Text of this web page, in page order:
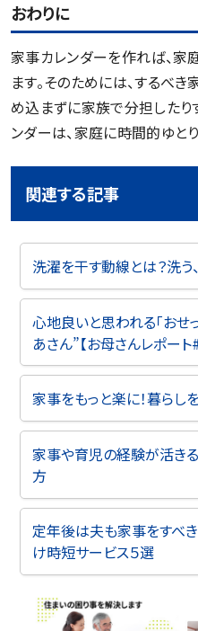
おわりに
家事カレンダーを作れば、家
ます。そのためには、するべ
め込まずに家族で分担したり
ンダーは、家庭に時間的ゆと
関連する記事
洗濯を干す動線とは？洗う
心地良いと思われる「おせ
あさん”【お母さんレポート#
家事をもっと楽に！暮らし
家事や育児の経験が活き
方
定年後は夫も家事をすべ
け時短サービス５選